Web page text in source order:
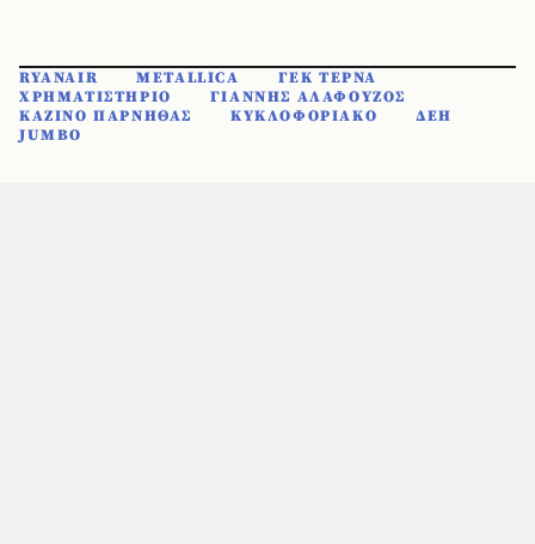
RYANAIR METALLICA
ΓΕΚ ΤΕΡΝΑ
ΧΡΗΜΑΤΙΣΤΗΡΙΟ
ΓΙΑΝΝΗΣ ΑΛΑΦΟΥΖΟΣ
ΚΑΖΙΝΟ ΠΑΡΝΗΘΑΣ
ΚΥΚΛΟΦΟΡΙΑΚΟ
ΔΕΗ
JUMBO